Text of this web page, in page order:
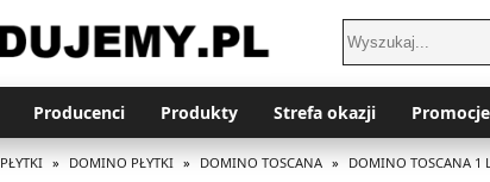
Producenci Produkty Strefa okazji Promocje
PŁYTKI » DOMINO PŁYTKI » DOMINO TOSCANA » DOMINO TOSCANA 1